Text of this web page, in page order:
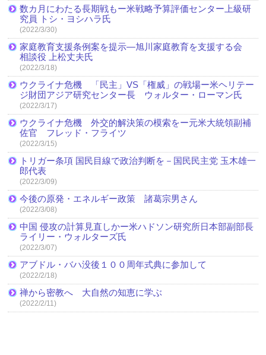
数カ月にわたる長期戦もー米戦略予算評価センター上級研
究員 トシ・ヨシハラ氏
(2022/3/30)
家庭教育支援条例案を提示―旭川家庭教育を支援する会
相談役 上松丈夫氏
(2022/3/18)
ウクライナ危機 「民主」VS「権威」の戦場ー米ヘリテー
ジ財団アジア研究センター長 ウォルター・ローマン氏
(2022/3/17)
ウクライナ危機 外交的解決策の模索をー元米大統領副補
佐官 フレッド・フライツ
(2022/3/15)
トリガー条項 国民目線で政治判断を－国民民主党 玉木雄一
郎代表
(2022/3/09)
今後の原発・エネルギー政策 諸葛宗男さん
(2022/3/08)
中国 侵攻の計算見直しかー米ハドソン研究所日本部副部長
ライリー・ウォルターズ氏
(2022/3/07)
アブドル・バハ没後１００周年式典に参加して
(2022/2/18)
禅から密教へ 大自然の知恵に学ぶ
(2022/2/11)